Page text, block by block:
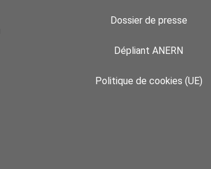
Dossier de presse
Dépliant ANERN
Politique de cookies (UE)